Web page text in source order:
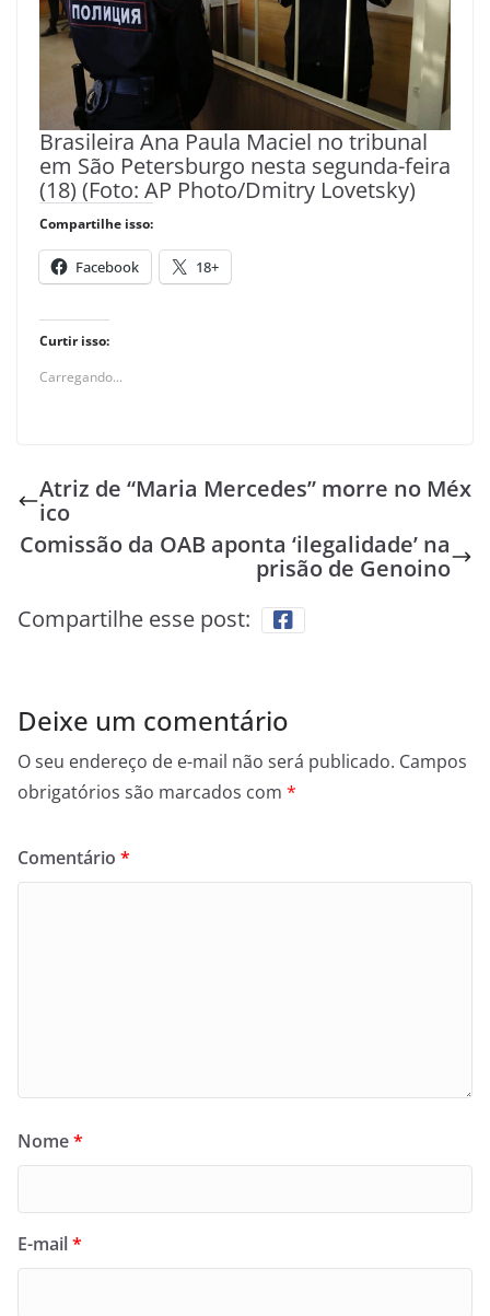
Brasileira Ana Paula Maciel no tribunal
em São Petersburgo nesta segunda-feira
(18) (Foto: AP Photo/Dmitry Lovetsky)
Compartilhe isso:
Facebook 18+
Curtir isso:
Carregando...
Atriz de “Maria Mercedes” morre no Méx
ico
Comissão da OAB aponta ‘ilegalidade’ na
prisão de Genoino
Compartilhe esse post:
Deixe um comentário
O seu endereço de e-mail não será publicado. Campos
obrigatórios são marcados com *
Comentário *
Nome*
E-mail*